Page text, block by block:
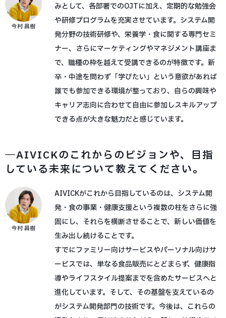
今村 昌樹
みとして、各部署でのOJTに加え、定期的な勉強会
や研修プログラムを充実させています。システム開
発分野の技術研修や、栄養学・食に関する専門セミ
ナー、さらにマーケティングやマネジメント講座ま
で、職種の枠を越えて受講できるのが特徴です。新
卒・中途を問わず「学びたい」という意欲があれば
誰でも参加できる環境が整っており、自らの興味や
キャリア志向に合わせて自由に参加しスキルアップ
できる点が大きな魅力だと感じています。
―AIVICKのこれからのビジョンや、目指
している未来について教えてください。
今村 昌樹
AIVICKがこれから目指しているのは、システム開
発・食の事業・健康支援という複数の柱をさらに強
固にし、それらを横断させることで、新しい価値を
生み出し続けることです。
すでにファミリー向けサービスやパーソナル向けサ
ービスでは、単なる食品販売にとどまらず、健康指
導やライフスタイル提案までを含めたサービスへと
進化しています。そして、その基盤を支えているの
がシステム開発部門の技術です。今後は、これらの